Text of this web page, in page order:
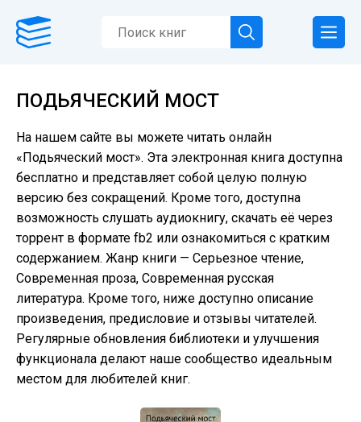
ПОДЬЯЧЕСКИЙ МОСТ
На нашем сайте вы можете читать онлайн
«Подьяческий мост». Эта электронная книга доступна
бесплатно и представляет собой целую полную
версию без сокращений. Кроме того, доступна
возможность слушать аудиокнигу, скачать её через
торрент в формате fb2 или ознакомиться с кратким
содержанием. Жанр книги — Серьезное чтение,
Современная проза, Современная русская
литература. Кроме того, ниже доступно описание
произведения, предисловие и отзывы читателей.
Регулярные обновления библиотеки и улучшения
функционала делают наше сообщество идеальным
местом для любителей книг.